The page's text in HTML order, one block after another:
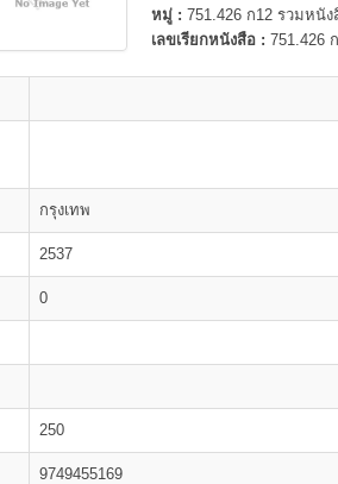
หมู่ : 751.426 ก12 รวมหนั
เลขเรียกหนังสือ : 751.426
กรุงเทพ
2537
0
250
9749455169